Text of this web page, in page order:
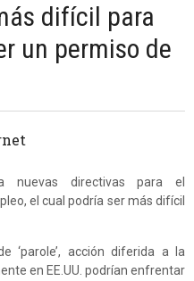
difícil para
un permiso de
nuevas directivas para el
el cual podría ser más difícil
‘parole’, acción diferida a la
en EE.UU. podrían enfrentar